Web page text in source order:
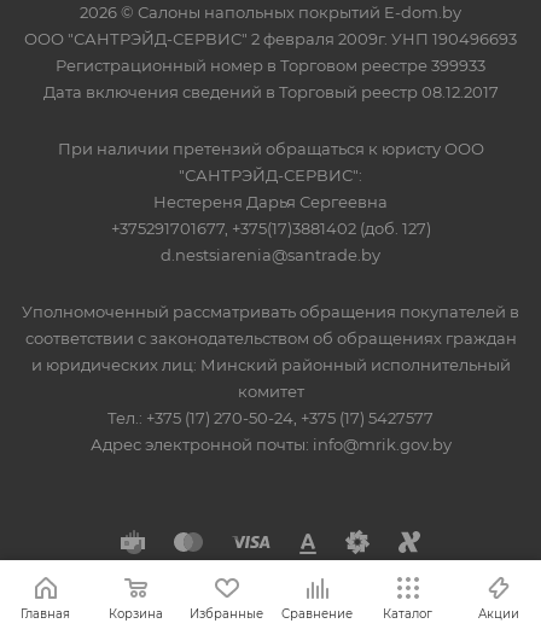
2026 © Салоны напольных покрытий E-dom.by
ООО "САНТРЭЙД-СЕРВИС" 2 февраля 2009г. УНП 190496693
Регистрационный номер в Торговом реестре 399933
Дата включения сведений в Торговый реестр 08.12.2017
При наличии претензий обращаться к юристу ООО
"САНТРЭЙД-СЕРВИС":
Нестереня Дарья Сергеевна
+375291701677, +375(17)3881402 (доб. 127)
d.nestsiarenia@santrade.by
Уполномоченный рассматривать обращения покупателей в
соответствии с законодательством об обращениях граждан
и юридических лиц: Минский районный исполнительный
комитет
Тел.: +375 (17) 270-50-24, +375 (17) 5427577
Адрес электронной почты: info@mrik.gov.by
Главная Корзина Избранные Сравнение Каталог Акции